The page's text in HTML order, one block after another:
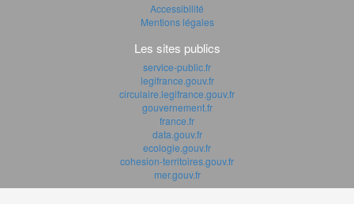
Accessibilité
Mentions légales
Les sites publics
service-public.fr
legifrance.gouv.fr
circulaire.legifrance.gouv.fr
gouvernement.fr
france.fr
data.gouv.fr
ecologie.gouv.fr
cohesion-territoires.gouv.fr
mer.gouv.fr